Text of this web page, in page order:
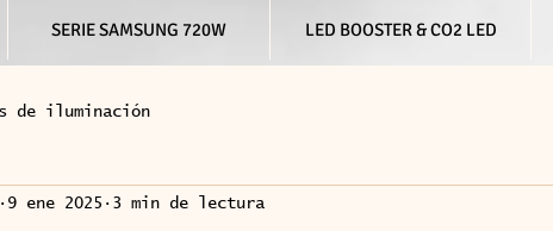
SERIE SAMSUNG 720W LED BOOSTER & CO2 LED
de iluminación
9 ene 2025 3 min de lectura